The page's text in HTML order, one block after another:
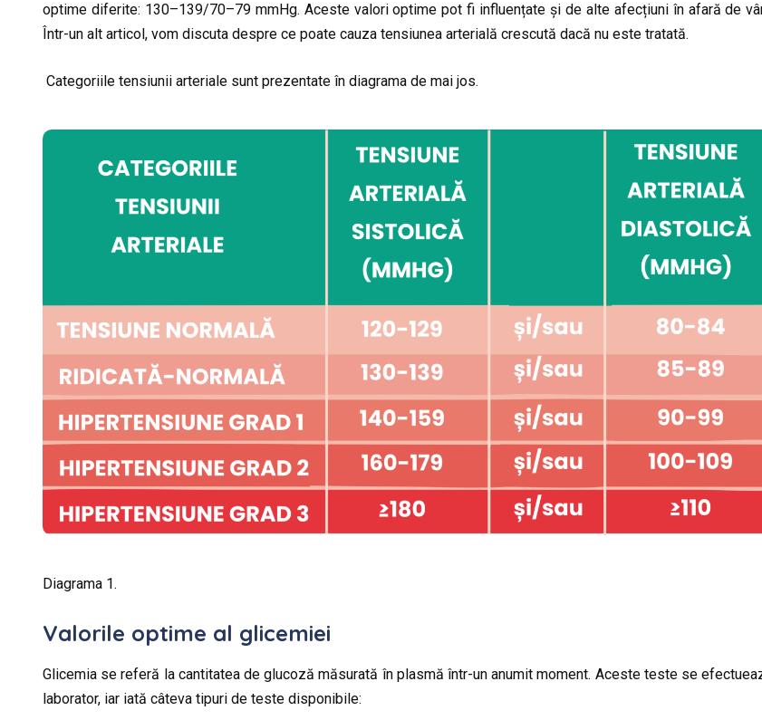
optime diferite: 130–139/70–79 mmHg. Aceste valori optime pot fi influențate și de alte afecțiuni în afară de
Într-un alt articol, vom discuta despre ce poate cauza tensiunea arterială crescută dacă nu este tratată.
Categoriile tensiunii arteriale sunt prezentate în diagrama de mai jos.
Diagrama 1.
Valorile optime al glicemiei
Glicemia se referă la cantitatea de glucoză măsurată în plasmă într-un anumit moment. Aceste teste se
laborator, iar iată câteva tipuri de teste disponibile: